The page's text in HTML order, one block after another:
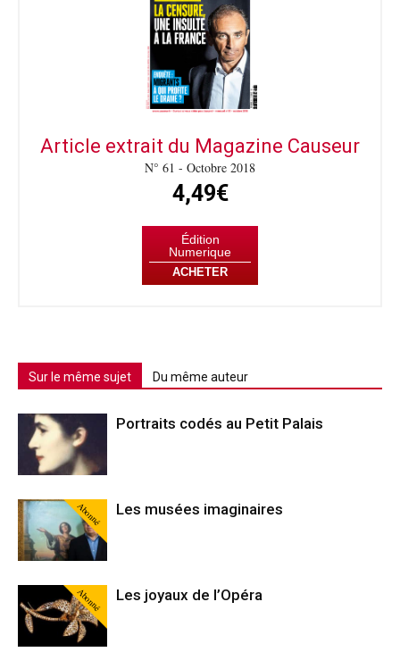
Article extrait du Magazine Causeur
N° 61 - Octobre 2018
4,49€
Édition
Numerique
ACHETER
Sur le même sujet Du même auteur
Portraits codés au Petit Palais
Abonné Les musées imaginaires
Abonné Les joyaux de l’Opéra